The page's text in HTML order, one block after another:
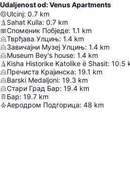
Udaljenost od: Venus Apartments
Ulcinj: 0.7 km
Sahat Kulla: 0.7 km
Споменик Побједе: 1.1 km
Тврђава Улцињ: 1.4 km
Завичајни Музеј Улцињ: 1.4 km
Museum Bey's house: 1.4 km
Kisha Historike Katolike ë Shasit: 10.5
Пречиста Крајинска: 19.1 km
Barski Medaljoni: 19.3 km
Стари Град Бар: 19.4 km
Бар: 19.7 km
Аеродром Подгорица: 48 km